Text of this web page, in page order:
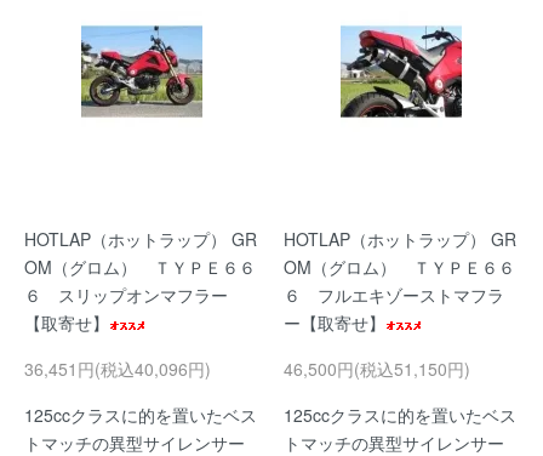
HOTLAP（ホットラップ） GR
OM（グロム） ＴＹＰＥ６６
６ スリップオンマフラー
【取寄せ】
36,451円(税込40,096円)
125ccクラスに的を置いたベス
トマッチの異型サイレンサー
HOTLAP（ホットラップ） GR
OM（グロム） ＴＹＰＥ６６
６ フルエキゾーストマフラ
ー【取寄せ】
46,500円(税込51,150円)
125ccクラスに的を置いたベス
トマッチの異型サイレンサー